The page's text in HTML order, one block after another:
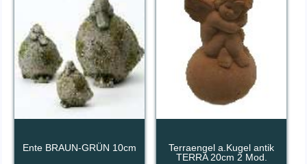
Ente BRAUN-GRÜN 10cm
Terraengel a.Kugel antik
TERRA 20cm 2 Mod.